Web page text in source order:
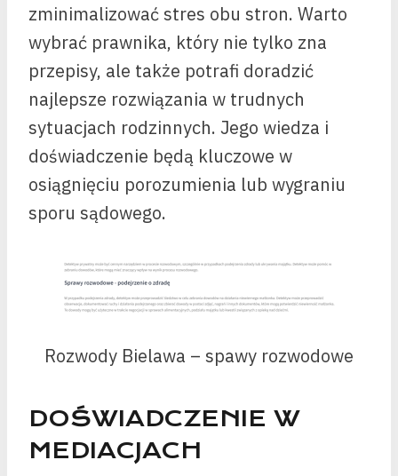
zminimalizować stres obu stron. Warto
wybrać prawnika, który nie tylko zna
przepisy, ale także potrafi doradzić
najlepsze rozwiązania w trudnych
sytuacjach rodzinnych. Jego wiedza i
doświadczenie będą kluczowe w
osiągnięciu porozumienia lub wygraniu
sporu sądowego.
Rozwody Bielawa – spawy rozwodowe
DOŚWIADCZENIE W
MEDIACJACH